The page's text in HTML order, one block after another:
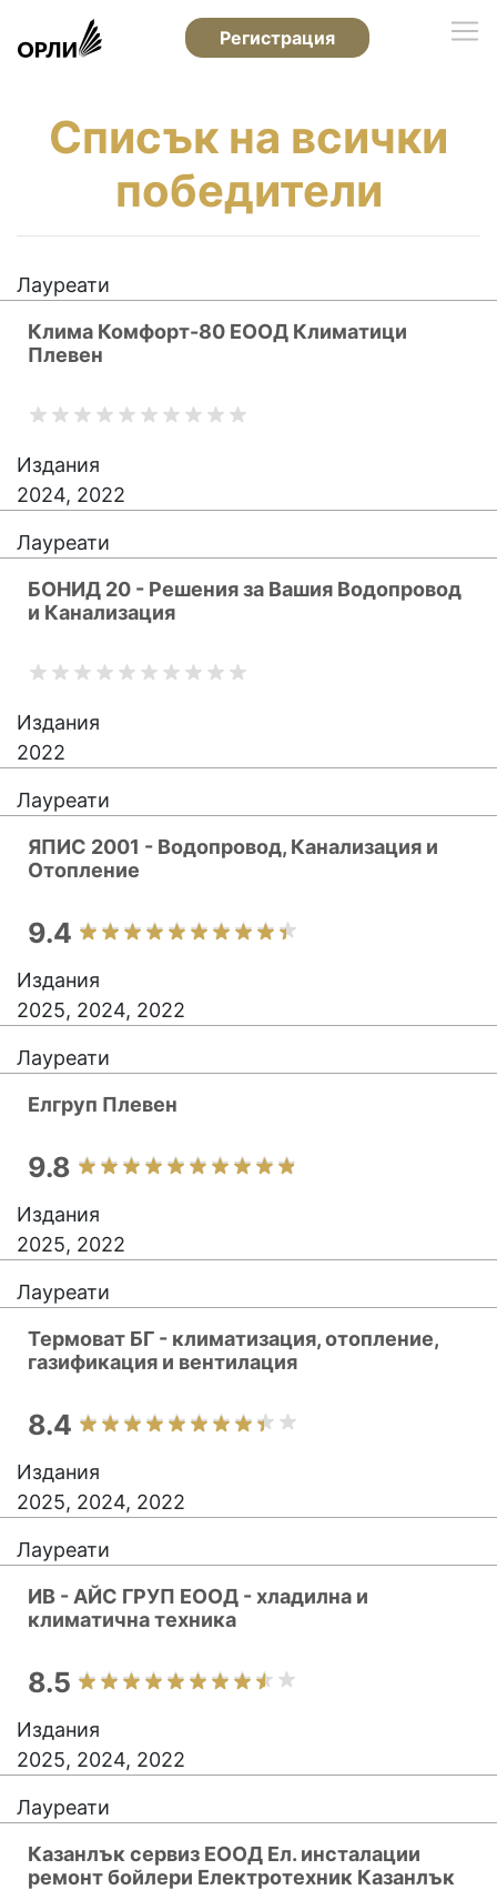
Регистрация
Списък на всички
победители
Лауреати
Клима Комфорт-80 ЕООД Климатици
Плевен
Издания
2024, 2022
Лауреати
БОНИД 20 - Решения за Вашия Водопровод
и Канализация
Издания
2022
Лауреати
ЯПИС 2001 - Водопровод, Канализация и
Отопление
9.4
Издания
2025, 2024, 2022
Лауреати
Елгруп Плевен
9.8
Издания
2025, 2022
Лауреати
Термоват БГ - климатизация, отопление,
газификация и вентилация
8.4
Издания
2025, 2024, 2022
Лауреати
ИВ - АЙС ГРУП ЕООД - хладилна и
климатична техника
8.5
Издания
2025, 2024, 2022
Лауреати
Казанлък сервиз ЕООД Ел. инсталации
ремонт бойлери Електротехник Казанлък